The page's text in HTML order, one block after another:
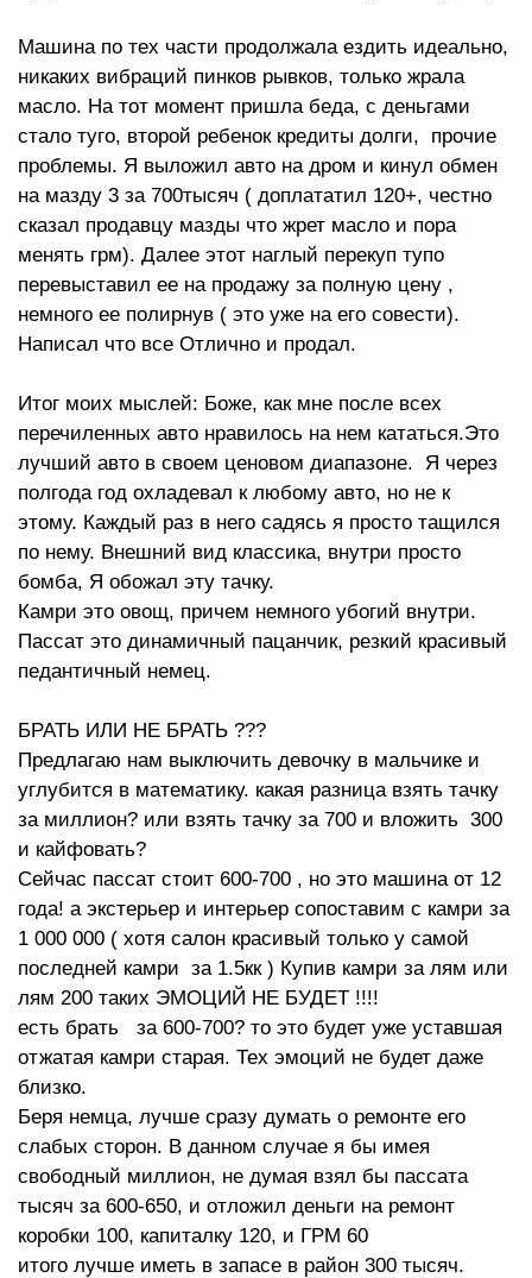
Машина по тех части продолжала ездить идеально,
никаких вибраций пинков рывков, только жрала
масло. На тот момент пришла беда, с деньгами
стало туго, второй ребенок кредиты долги, прочие
проблемы. Я выложил авто на дром и кинул обмен
на мазду 3 за 700тысяч ( доплататил 120+, честно
сказал продавцу мазды что жрет масло и пора
менять грм). Далее этот наглый перекуп тупо
перевыставил ее на продажу за полную цену ,
немного ее полирнув ( это уже на его совести).
Написал что все Отлично и продал.
Итог моих мыслей: Боже, как мне после всех
перечиленных авто нравилось на нем кататься.Это
лучший авто в своем ценовом диапазоне. Я через
полгода год охладевал к любому авто, но не к
этому. Каждый раз в него садясь я просто тащился
по нему. Внешний вид классика, внутри просто
бомба, Я обожал эту тачку.
Камри это овощ, причем немного убогий внутри.
Пассат это динамичный пацанчик, резкий красивый
педантичный немец.
БРАТЬ ИЛИ НЕ БРАТЬ ???
Предлагаю нам выключить девочку в мальчике и
углубится в математику. какая разница взять тачку
за миллион? или взять тачку за 700 и вложить 300
и кайфовать?
Сейчас пассат стоит 600-700 , но это машина от 12
года! а экстерьер и интерьер сопоставим с камри за
1 000 000 ( хотя салон красивый только у самой
последней камри за 1.5кк ) Купив камри за лям или
лям 200 таких ЭМОЦИЙ НЕ БУДЕТ !!!!
есть брать за 600-700? то это будет уже уставшая
отжатая камри старая. Тех эмоций не будет даже
близко.
Беря немца, лучше сразу думать о ремонте его
слабых сторон. В данном случае я бы имея
свободный миллион, не думая взял бы пассата
тысяч за 600-650, и отложил деньги на ремонт
коробки 100, капиталку 120, и ГРМ 60
итого лучше иметь в запасе в район 300 тысяч.